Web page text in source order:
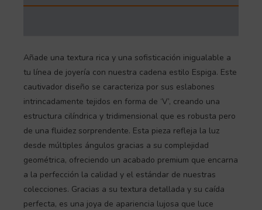
Añade una textura rica y una sofisticación inigualable a
tu línea de joyería con nuestra cadena estilo Espiga. Este
cautivador diseño se caracteriza por sus eslabones
intrincadamente tejidos en forma de ‘V’, creando una
estructura cilíndrica y tridimensional que es robusta pero
de una fluidez sorprendente. Esta pieza refleja la luz
desde múltiples ángulos gracias a su complejidad
geométrica, ofreciendo un acabado premium que encarna
a la perfección la calidad y el estándar de nuestras
colecciones. Gracias a su textura detallada y su caída
perfecta, es una joya de apariencia lujosa que luce